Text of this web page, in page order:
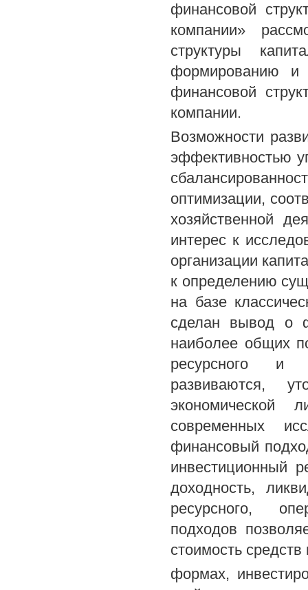
финансовой
компании»
структуры
формированию и
финансовой
компании.
Возможности
эффективностью
оптимизации,
хозяйственной
интерес к
организации
к определению
на базе
сделан вывод о
наиболее общих
ресурсного и
развиваются,
экономической
современных
финансовый
инвестиционный
доходность,
ресурсного,
подходов
стоимость
формах,